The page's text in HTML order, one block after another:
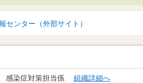
センター（外部サイト）
感染症対策担当係 組織詳細へ